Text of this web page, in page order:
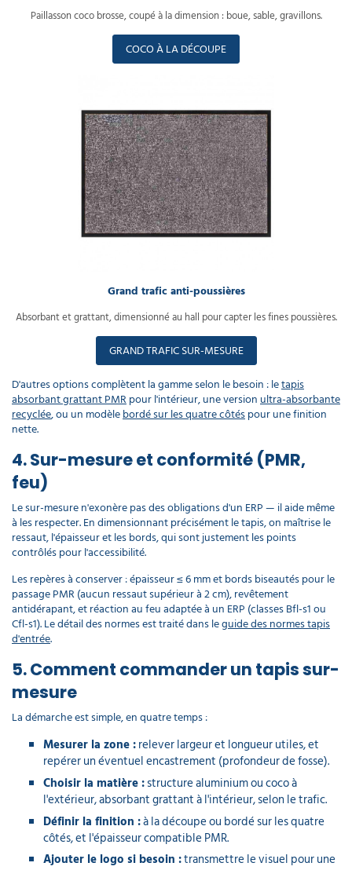
Paillasson coco brosse, coupé à la dimension : boue, sable, gravillons.
COCO À LA DÉCOUPE
Grand trafic anti-poussières
Absorbant et grattant, dimensionné au hall pour capter les fines poussières.
GRAND TRAFIC SUR-MESURE
D'autres options complètent la gamme selon le besoin : letapis
absorbant grattant PMRpour l'intérieur, une versionultra-absorbante
recyclée, ou un modèlebordé sur les quatre côtéspour une finition
nette.
4. Sur-mesure et conformité (PMR,
feu)
Le sur-mesure n'exonère pas des obligations d'un ERP — il aide même
à les respecter. En dimensionnant précisément le tapis, on maîtrise le
ressaut, l'épaisseur et les bords, qui sont justement les points
contrôlés pour l'accessibilité.
Les repères à conserver : épaisseur ≤ 6 mm et bords biseautés pour le
passage PMR (aucun ressaut supérieur à 2 cm), revêtement
antidérapant, et réaction au feu adaptée à un ERP (classes Bfl-s1 ou
Cfl-s1). Le détail des normes est traité dans leguide des normes tapis
d'entrée.
5. Comment commander un tapis sur-
mesure
La démarche est simple, en quatre temps :
Mesurer la zone :relever largeur et longueur utiles, et
repérer un éventuel encastrement (profondeur de fosse).
Choisir la matière :structure aluminium ou coco à
l'extérieur, absorbant grattant à l'intérieur, selon le trafic.
Définir la finition :à la découpe ou bordé sur les quatre
côtés, et l'épaisseur compatible PMR.
Ajouter le logo si besoin :transmettre le visuel pour une